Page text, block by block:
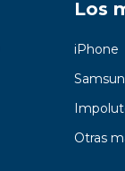
Los
iPhone
Otras